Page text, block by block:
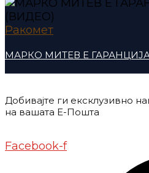
Ракомет
МАРКО МИТЕВ Е
Добивајте ги ексклузивно
на вашата Е-Пошта
Facebook-f